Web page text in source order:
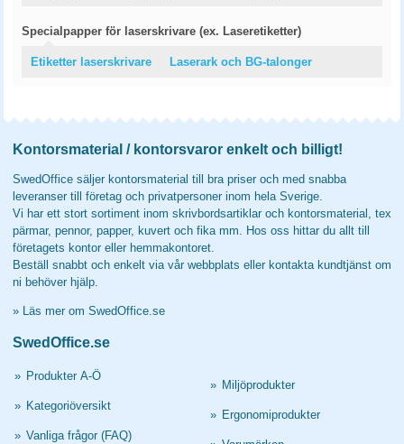
Specialpapper för laserskrivare (ex. Laseretiketter)
Etiketter laserskrivare Laserark och BG-talonger
Kontorsmaterial / kontorsvaror enkelt och billigt!
SwedOffice säljer kontorsmaterial till bra priser och med snabba
leveranser till företag och privatpersoner inom hela Sverige.
Vi har ett stort sortiment inom skrivbordsartiklar och kontorsmaterial, tex
pärmar, pennor, papper, kuvert och fika mm. Hos oss hittar du allt till
företagets kontor eller hemmakontoret.
Beställ snabbt och enkelt via vår webbplats eller kontakta kundtjänst om
ni behöver hjälp.
» Läs mer om SwedOffice.se
SwedOffice.se
» Produkter A-Ö
» Kategoriöversikt
» Vanliga frågor (FAQ)
» Miljöprodukter
» Ergonomiprodukter